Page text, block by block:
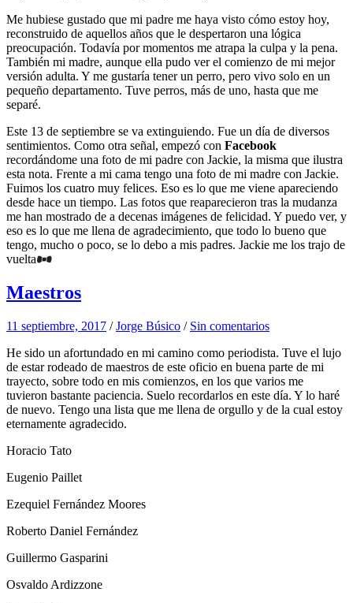
Me hubiese gustado que mi padre me haya visto cómo estoy hoy,
reconstruido de aquellos años que le despertaron una lógica
preocupación. Todavía por momentos me atrapa la culpa y la pena.
También mi madre, aunque ella pudo ver el comienzo de mi mejor
versión adulta. Y me gustaría tener un perro, pero vivo solo en un
pequeño departamento. Tuve perros, más de uno, hasta que me
separé.
Este 13 de septiembre se va extinguiendo. Fue un día de diversos
sentimientos. Como otra señal, empezó con Facebook
recordándome una foto de mi padre con Jackie, la misma que ilustra
esta nota. Frente a mi cama tengo una foto de mi madre con Jackie.
Fuimos los cuatro muy felices. Eso es lo que me viene apareciendo
desde hace un tiempo. Las fotos que reaparecieron tras la mudanza
me han mostrado de a decenas imágenes de felicidad. Y puedo ver, y
eso es lo que me llena de agradecimiento, que todo lo bueno que
tengo, mucho o poco, se lo debo a mis padres. Jackie me los trajo de
vuelta
Maestros
11 septiembre, 2017 /Jorge Búsico / Sin comentarios
He sido un afortundado en mi camino como periodista. Tuve el lujo
de estar rodeado de maestros de este oficio en buena parte de mi
trayecto, sobre todo en mis comienzos, en los que varios me
tuvieron bastante paciencia. Suelo recordarlos en este día. Y lo haré
de nuevo. Tengo una lista que me llena de orgullo y de la cual estoy
eternamente agradecido.
Horacio Tato
Eugenio Paillet
Ezequiel Fernández Moores
Roberto Daniel Fernández
Guillermo Gasparini
Osvaldo Ardizzone